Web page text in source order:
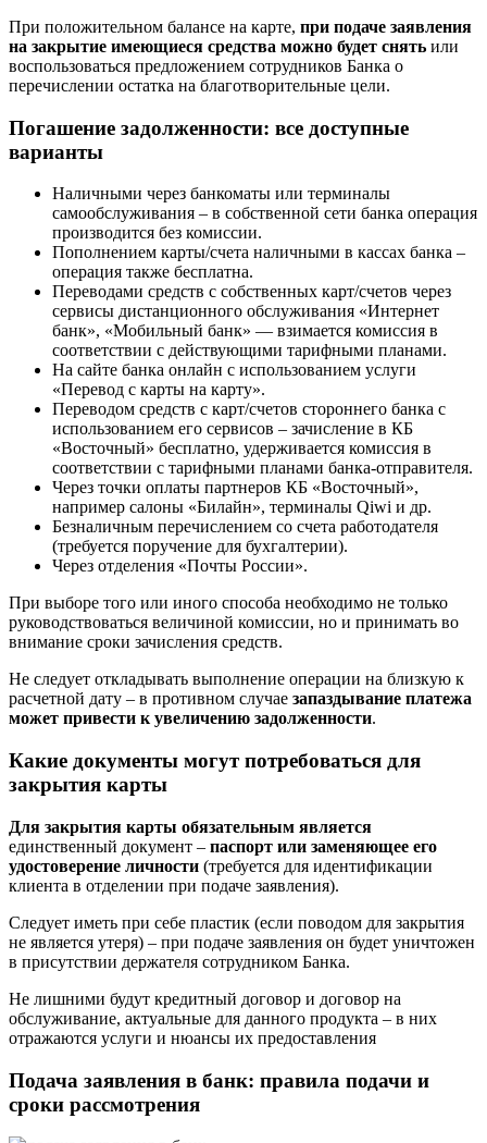
При положительном балансе на карте, при подаче заявления
на закрытие имеющиеся средства можно будет снять или
воспользоваться предложением сотрудников Банка о
перечислении остатка на благотворительные цели.
Погашение задолженности: все доступные
варианты
Наличными через банкоматы или терминалы
самообслуживания – в собственной сети банка операция
производится без комиссии.
Пополнением карты/счета наличными в кассах банка –
операция также бесплатна.
Переводами средств с собственных карт/счетов через
сервисы дистанционного обслуживания «Интернет
банк», «Мобильный банк» — взимается комиссия в
соответствии с действующими тарифными планами.
На сайте банка онлайн с использованием услуги
«Перевод с карты на карту».
Переводом средств с карт/счетов стороннего банка с
использованием его сервисов – зачисление в КБ
«Восточный» бесплатно, удерживается комиссия в
соответствии с тарифными планами банка-отправителя.
Через точки оплаты партнеров КБ «Восточный»,
например салоны «Билайн», терминалы Qiwi и др.
Безналичным перечислением со счета работодателя
(требуется поручение для бухгалтерии).
Через отделения «Почты России».
При выборе того или иного способа необходимо не только
руководствоваться величиной комиссии, но и принимать во
внимание сроки зачисления средств.
Не следует откладывать выполнение операции на близкую к
расчетной дату – в противном случае запаздывание платежа
может привести к увеличению задолженности.
Какие документы могут потребоваться для
закрытия карты
Для закрытия карты обязательным является
единственный документ – паспорт или заменяющее его
удостоверение личности (требуется для идентификации
клиента в отделении при подаче заявления).
Следует иметь при себе пластик (если поводом для закрытия
не является утеря) – при подаче заявления он будет уничтожен
в присутствии держателя сотрудником Банка.
Не лишними будут кредитный договор и договор на
обслуживание, актуальные для данного продукта – в них
отражаются услуги и нюансы их предоставления
Подача заявления в банк: правила подачи и
сроки рассмотрения